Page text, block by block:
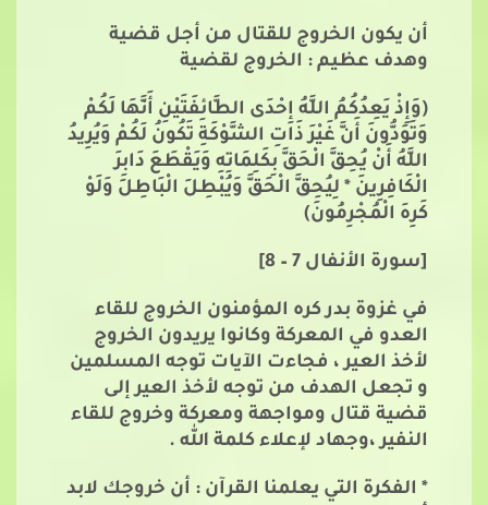
أن يكون الخروج للقتال من أجل قضية
وهدف عظيم : الخروج لقضية
(وَإِذْ يَعِدُكُمُ اللَّهُ إِحْدَى الطَّائِفَتَيْنِ أَنَّهَا لَكُمْ
وَتَوَدُّونَ أَنَّ غَيْرَ ذَاتِ الشَّوْكَةِ تَكُونُ لَكُمْ وَيُرِيدُ
اللَّهُ أَنْ يُحِقَّ الْحَقَّ بِكَلِمَاتِهِ وَيَقْطَعَ دَابِرَ
الْكَافِرِينَ * لِيُحِقَّ الْحَقَّ وَيُبْطِلَ الْبَاطِلَ وَلَوْ
كَرِهَ الْمُجْرِمُونَ)
[سورة اﻷنفال 7 – 8]
في غزوة بدر كره المؤمنون الخروج للقاء
العدو في المعركة وكانوا يريدون الخروج
لأخذ العير ، فجاءت الآيات توجه المسلمين
و تجعل الهدف من توجه لأخذ العير إلى
قضية قتال ومواجهة ومعركة وخروج للقاء
النفير ،وجهاد لإعلاء كلمة الله .
* الفكرة التي يعلمنا القرآن : أن خروجك لابد